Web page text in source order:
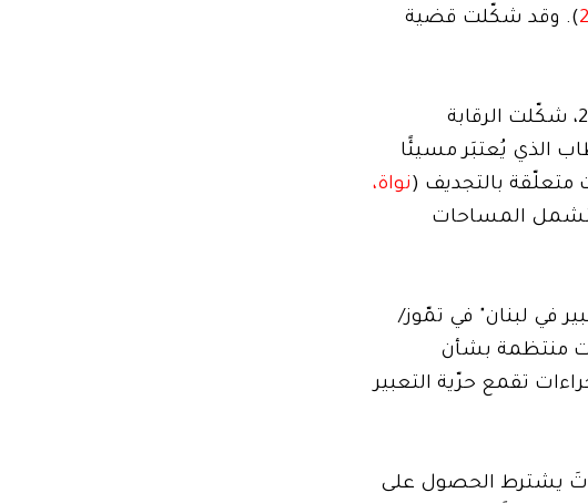
). وقد شكّلت قضية
وبالإضافة إلى القمع السياسي، شهدَ لبنان قيودًا مشدّدة على التعبير الفنّي والثقافي. في عام 2018، شكّلت الرقابة
الذي يُعتبَر مسيئًا
متعلّقة بالتجديف (نواة،
لتشمل المساحات
والتعبير في لبنان" في تمّوز/
منتظمة بشأن
هذه الإجراءات تقمع حرّية التعبير
باتَ يشترط الحصول على